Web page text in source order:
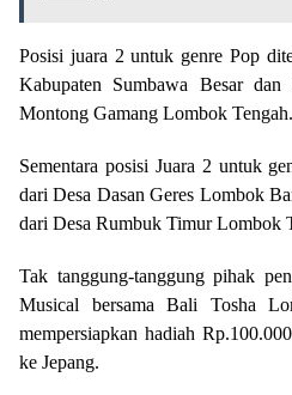
Posisi juara 2 untuk genre Pop
Kabupaten Sumbawa Besar
Montong Gamang Lombok Tengah.
Sementara posisi Juara 2 untuk
dari Desa Dasan Geres Lombok
dari Desa Rumbuk Timur Lombok
Tak tanggung-tanggung pihak
Musical bersama Bali Tosha
mempersiapkan hadiah
ke Jepang.